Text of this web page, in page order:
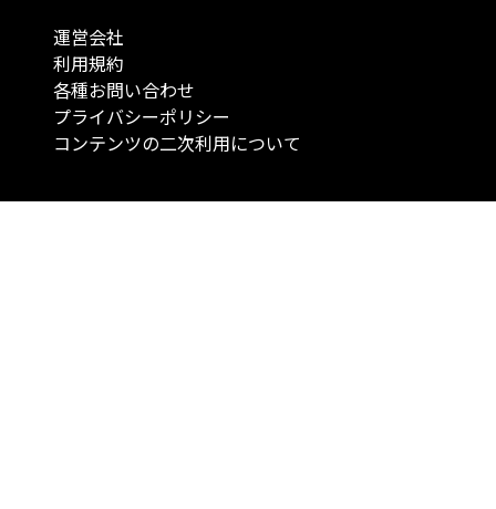
運営会社
利用規約
各種お問い合わせ
プライバシーポリシー
コンテンツの二次利用について